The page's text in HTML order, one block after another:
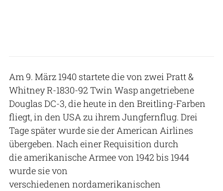
Am 9. März 1940 startete die von zwei Pratt &
Whitney R-1830-92 Twin Wasp angetriebene
Douglas DC-3, die heute in den Breitling-Farben
fliegt, in den USA zu ihrem Jungfernflug. Drei
Tage später wurde sie der American Airlines
übergeben. Nach einer Requisition durch
die amerikanische Armee von 1942 bis 1944
wurde sie von
verschiedenen nordamerikanischen